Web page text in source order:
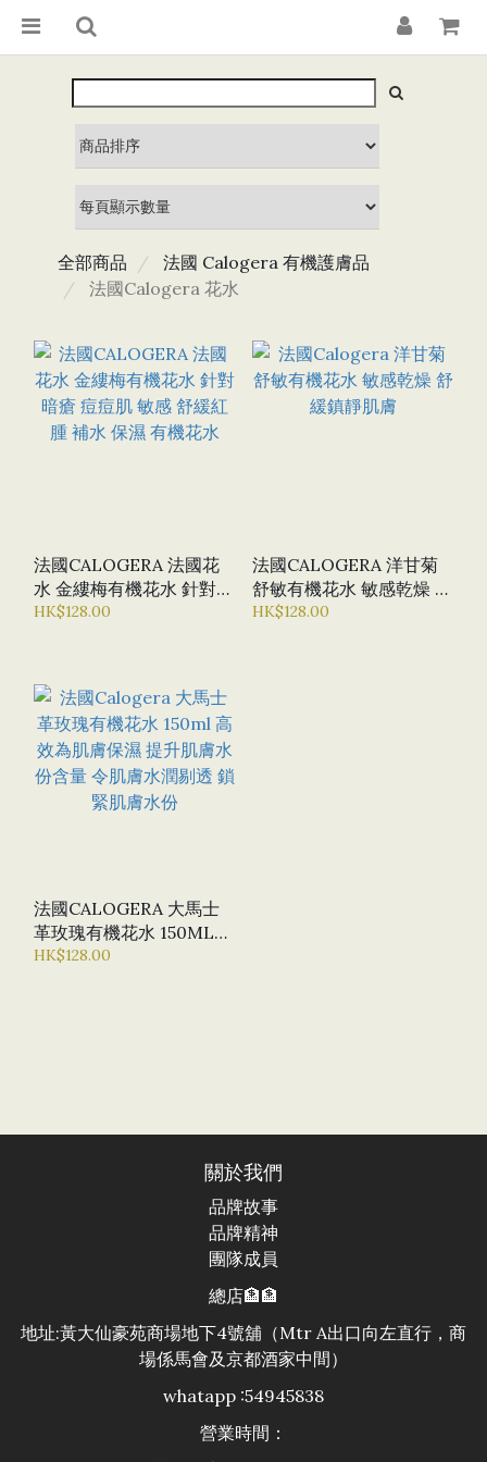
全部商品
法國 Calogera 有機護膚品
法國Calogera 花水
法國CALOGERA 法國花
水 金縷梅有機花水 針對暗
瘡 痘痘肌 敏感 舒緩紅腫
HK$128.00
法國CALOGERA 洋甘菊
舒敏有機花水 敏感乾燥 舒
緩鎮靜肌膚
HK$128.00
法國CALOGERA 大馬士
革玫瑰有機花水 150ML
高效為肌膚保濕 提升肌膚
HK$128.00
關於我們
品牌故事
品牌精神
團隊成員
總店🏦🏦
地址:黃大仙豪苑商場地下4號舖（Mtr A出口向左直行，商
場係馬會及京都酒家中間）
whatapp :54945838
營業時間：